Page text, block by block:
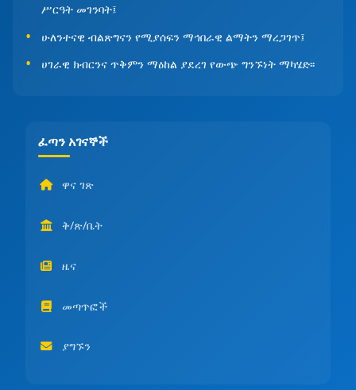
ሥርዓት መገንባት፤
ሁለንተናዊ ብልጽግናን የሚያሰፍን ማኅበራዊ ልማትን ማረጋገጥ፤
ሀገራዊ ክብርንና ጥቅምን ማዕከል ያደረገ የውጭ ግንኙነት ማካሄድ፡፡
ፈጣን አገናኞች
ዋና ገጽ
ቅ/ጽ/ቤት
ዜና
መጣጥፎች
ያግኙን